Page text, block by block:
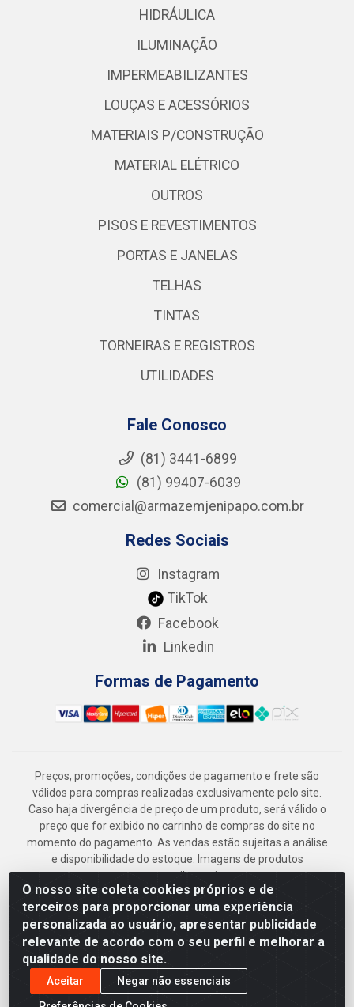
O nosso site coleta cookies próprios e de
terceiros para proporcionar uma experiência
personalizada ao usuário, apresentar publicidade
relevante de acordo com o seu perfil e melhorar a
qualidade do nosso site.
Aceitar
Negar não essenciais
HIDRÁULICA
ILUMINAÇÃO
IMPERMEABILIZANTES
LOUÇAS E ACESSÓRIOS
MATERIAIS P/CONSTRUÇÃO
MATERIAL ELÉTRICO
OUTROS
PISOS E REVESTIMENTOS
PORTAS E JANELAS
TELHAS
TINTAS
TORNEIRAS E REGISTROS
UTILIDADES
Fale Conosco
(81) 3441-6899
(81) 99407-6039
comercial@armazemjenipapo.com.br
Redes Sociais
Instagram
TikTok
Facebook
Linkedin
Formas de Pagamento
Preços, promoções, condições de pagamento e frete são
válidos para compras realizadas exclusivamente pelo site.
Caso haja divergência de preço de um produto, será válido o
preço que for exibido no carrinho de compras do site no
momento do pagamento. As vendas estão sujeitas a análise
e disponibilidade do estoque. Imagens de produtos
meramente ilustrativas.
Armazém Jenipapo Materiais de Construção em Geral
LTDA - Rua das Flores, 2691 - Guabiraba, Recife/PE - CEP
52.291-630 - CNPJ 41.097.379/0001-